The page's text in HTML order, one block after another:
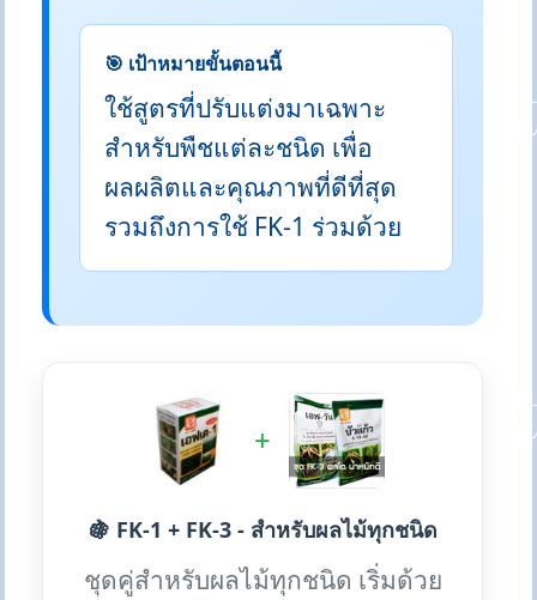
🎯 เป้าหมายขั้นตอนนี้
ใช้สูตรที่ปรับแต่งมาเฉพาะ
สำหรับพืชแต่ละชนิด เพื่อ
ผลผลิตและคุณภาพที่ดีที่สุด
รวมถึงการใช้ FK-1 ร่วมด้วย
+
🍇 FK-1 + FK-3 - สำหรับผลไม้ทุกชนิด
ชุดคู่สำหรับผลไม้ทุกชนิด เริ่มด้วย